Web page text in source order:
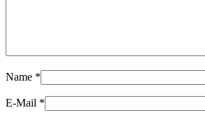
Name *
E-Mail *